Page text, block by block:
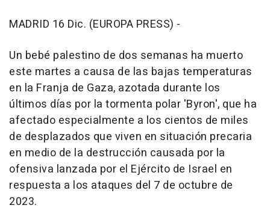
MADRID 16 Dic. (EUROPA PRESS) -
Un bebé palestino de dos semanas ha muerto
este martes a causa de las bajas temperaturas
en la Franja de Gaza, azotada durante los
últimos días por la tormenta polar 'Byron', que ha
afectado especialmente a los cientos de miles
de desplazados que viven en situación precaria
en medio de la destrucción causada por la
ofensiva lanzada por el Ejército de Israel en
respuesta a los ataques del 7 de octubre de
2023.